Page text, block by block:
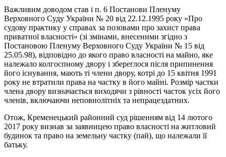
Важливим доводом став і п. 6 Постанови Пленуму
Верховного Суду України № 20 від 22.12.1995 року «Про
судову практику у справах за позовами про захист права
приватної власності» (зі змінами, внесеними згідно з
Постановою Пленуму Верховного Суду України № 15 від
25.05.98), відповідно до якого право власності на майно, яке
належало колгоспному двору і збереглося після припинення
його існування, мають ті члени двору, котрі до 15 квітня 1991
року не втратили права на частку в його майні. Розмір частки
члена двору визначається виходячи з рівності часток усіх його
членів, включаючи неповнолітніх та непрацездатних.
Отож, Кременецький районний суд рішенням від 14 лютого
2017 року визнав за заявницею право власності на житловий
будинок та право на земельну частку (пай), що належали її
батьку.